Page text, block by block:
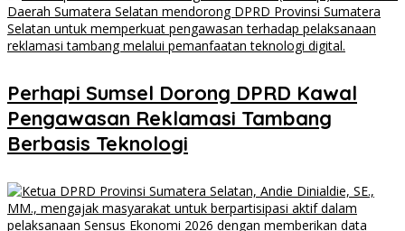
Perhapi Sumsel Dorong DPRD Kawal
Pengawasan Reklamasi Tambang
Berbasis Teknologi